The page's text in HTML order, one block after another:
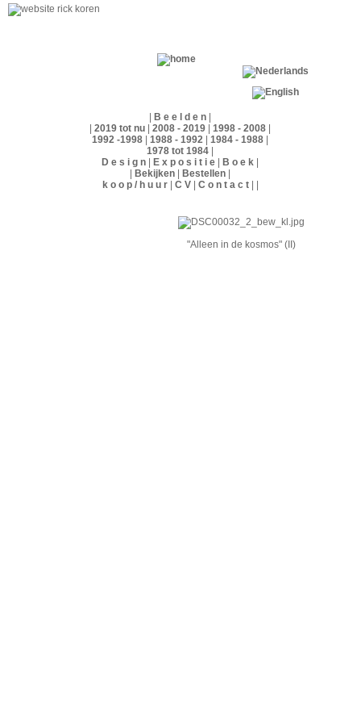
B e e l d e n
2019 tot nu
2008 - 2019
1998 - 2008
1992 -1998
1988 - 1992
1984 - 1988
1978 tot 1984
D e s i g n
E x p o s i t i e
B o e k
Bekijken
Bestellen
k o o p / h u u r
C V C o n t a c t
"Alleen in de kosmos" (II)